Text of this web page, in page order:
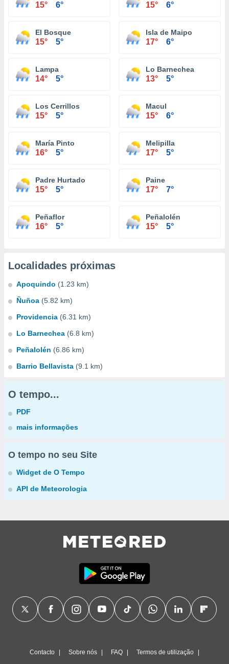
15° 6° 15° 6°
El Bosque
15° 5°
Isla de Maipo
17° 6°
Lampa
14° 5°
Lo Barnechea
13° 5°
Los Cerrillos
15° 5°
Macul
15° 6°
María Pinto
16° 5°
Melipilla
17° 5°
Padre Hurtado
15° 5°
Paine
17° 7°
Peñaflor
16° 5°
Peñalolén
15° 5°
Localidades próximas
Apoquindo (1.23 km)
Ñuñoa (5.82 km)
Providencia (6.31 km)
Lo Barnechea (6.8 km)
Peñalolén (6.86 km)
Barrio Bellavista (9.1 km)
O tempo...
PDF
mais informações
O tempo no seu Site
Widget de O Tempo
API de Meteorologia
Contacto Sobre nós FAQ Termos de utilização